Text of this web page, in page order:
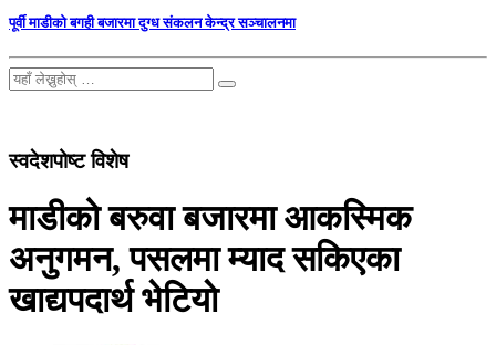
पूर्वी माडीको बगही बजारमा दुग्ध संकलन केन्द्र सञ्चालनमा
स्वदेशपोष्ट विशेष
माडीको बरुवा बजारमा आकस्मिक
अनुगमन, पसलमा म्याद सकिएका
खाद्यपदार्थ भेटियाे